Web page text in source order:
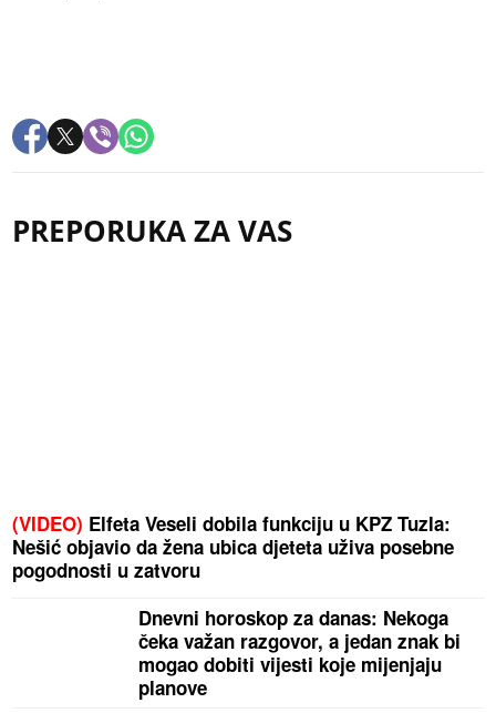
PREPORUKA ZA VAS
(VIDEO) Elfeta Veseli dobila funkciju u KPZ Tuzla:
Nešić objavio da žena ubica djeteta uživa posebne
pogodnosti u zatvoru
Dnevni horoskop za danas: Nekoga
čeka važan razgovor, a jedan znak bi
mogao dobiti vijesti koje mijenjaju
planove